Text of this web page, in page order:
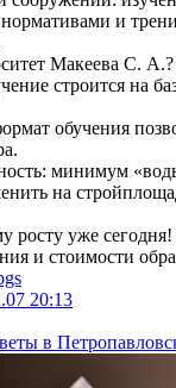
и
Макеева С. А.?
строится на
обучения
минимум
на
росту уже
и стоимости
20:13
в